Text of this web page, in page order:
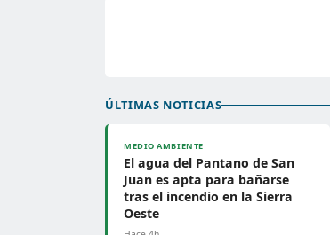
ÚLTIMAS NOTICIAS
MEDIO AMBIENTE
El agua del Pantano de San
Juan es apta para bañarse
tras el incendio en la Sierra
Oeste